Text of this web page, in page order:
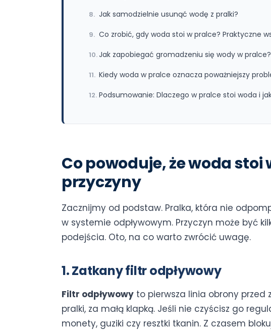
Jak samodzielnie usunąć wodę z pralki?
Co zrobić, gdy woda stoi w pralce? Praktyczne
Jak zapobiegać gromadzeniu się wody w pralce?
Kiedy woda w pralce oznacza poważniejszy
Podsumowanie: Dlaczego w pralce stoi woda i
Co powoduje, że woda stoi
przyczyny
Zacznijmy od podstaw. Pralka, która nie
w systemie odpływowym. Przyczyn może być
podejścia. Oto, na co warto zwrócić uwagę.
1. Zatkany filtr odpływowy
Filtr odpływowy to pierwsza linia obrony przed
pralki, za małą klapką. Jeśli nie czyścisz go
monety, guziki czy resztki tkanin. Z czasem